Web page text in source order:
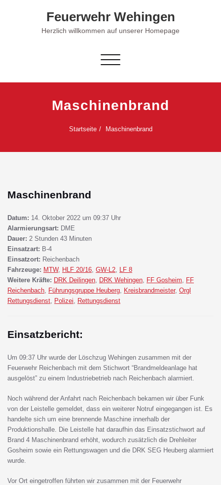
Feuerwehr Wehingen
Herzlich willkommen auf unserer Homepage
Schalte Navigation
Maschinenbrand
Startseite Maschinenbrand
Maschinenbrand
Datum: 14. Oktober 2022 um 09:37 Uhr
Alarmierungsart: DME
Dauer: 2 Stunden 43 Minuten
Einsatzart: B-4
Einsatzort: Reichenbach
Fahrzeuge: MTW, HLF 20/16, GW-L2, LF 8
Weitere Kräfte: DRK Deilingen, DRK Wehingen, FF Gosheim, FF
Reichenbach, Führungsgruppe Heuberg, Kreisbrandmeister, Orgl
Rettungsdienst, Polizei, Rettungsdienst
Einsatzbericht:
Um 09:37 Uhr wurde der Löschzug Wehingen zusammen mit der
Feuerwehr Reichenbach mit dem Stichwort “Brandmeldeanlage hat
ausgelöst” zu einem Industriebetrieb nach Reichenbach alarmiert.
Noch während der Anfahrt nach Reichenbach bekamen wir über Funk
von der Leistelle gemeldet, dass ein weiterer Notruf eingegangen ist. Es
handelte sich um eine brennende Maschine innerhalb der
Produktionshalle. Die Leistelle hat daraufhin das Einsatzstichwort auf
Brand 4 Maschinenbrand erhöht, wodurch zusätzlich die Drehleiter
Gosheim sowie ein Rettungswagen und die DRK SEG Heuberg alarmiert
wurde.
Vor Ort eingetroffen führten wir zusammen mit der Feuerwehr